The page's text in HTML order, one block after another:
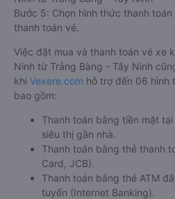
Bước 5: Chọn hình thức thanh
thanh toán vé.
Việc đặt mua và thanh toán vé xe
Ninh từ Trảng Bàng - Tây Ninh
khi Vexere.com hỗ trợ đến 06 hình
bao gồm:
Thanh toán bằng tiền mặt
siêu thị gần nhà.
Thanh toán bằng thẻ thanh
Card, JCB).
Thanh toán bằng thẻ ATM
tuyến (Internet Banking).